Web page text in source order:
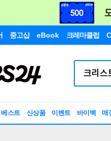
중고샵 eBook 크레마클럽
베스트 신상품 이벤트 바이백 매